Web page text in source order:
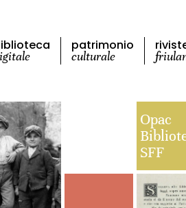
patrimonio
culturale
Opac
SFF